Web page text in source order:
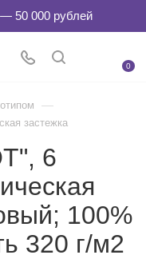
0
—
застежка
6
100%
320 г/м2